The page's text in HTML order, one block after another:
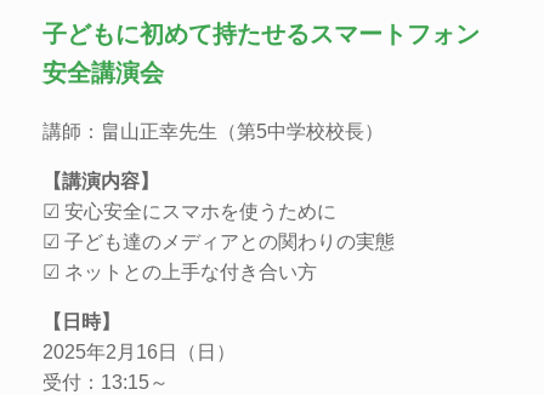
子どもに初めて持たせるスマートフォン
安全講演会
講師：畠山正幸先生（第5中学校校長）
【講演内容】
☑ 安心安全にスマホを使うために
☑ 子ども達のメディアとの関わりの実態
☑ ネットとの上手な付き合い方
【日時】
2025年2月16日（日）
受付：13:15～